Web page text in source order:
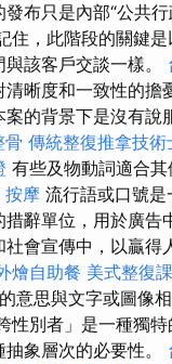
布只是內部“公共
住，此階段的關鍵
該客戶交談一樣。
晰度和一致性的擔
的背景下是沒有說
骨 傳統整復推拿技
有些及物動詞適合
按摩 流行語或口號
辭單位，用於廣告
會宣傳中，以贏得
燴自助餐 美式整復
意思與文字或圖像
性別者」是一種獨
象層次的必要性。